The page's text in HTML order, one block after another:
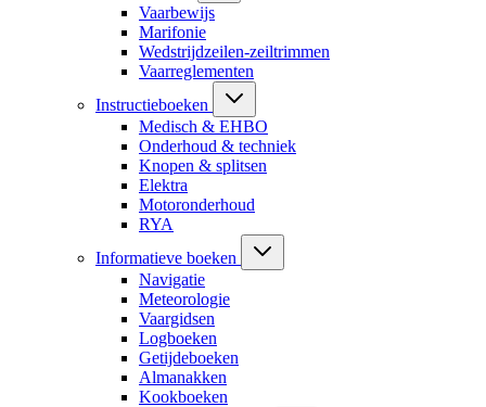
Vaarbewijs
Marifonie
Wedstrijdzeilen-zeiltrimmen
Vaarreglementen
Instructieboeken
Medisch & EHBO
Onderhoud & techniek
Knopen & splitsen
Elektra
Motoronderhoud
RYA
Informatieve boeken
Navigatie
Meteorologie
Vaargidsen
Logboeken
Getijdeboeken
Almanakken
Kookboeken